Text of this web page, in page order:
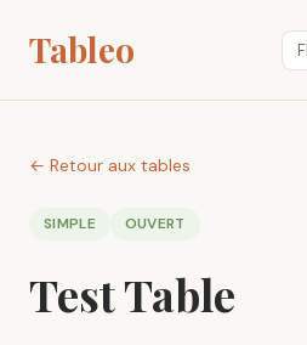
Tableo
← Retour aux tables
SIMPLE OUVERT
Test Table